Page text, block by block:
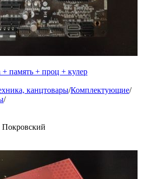
память + проц + кулер
канцтовары/Комплектующие/
/